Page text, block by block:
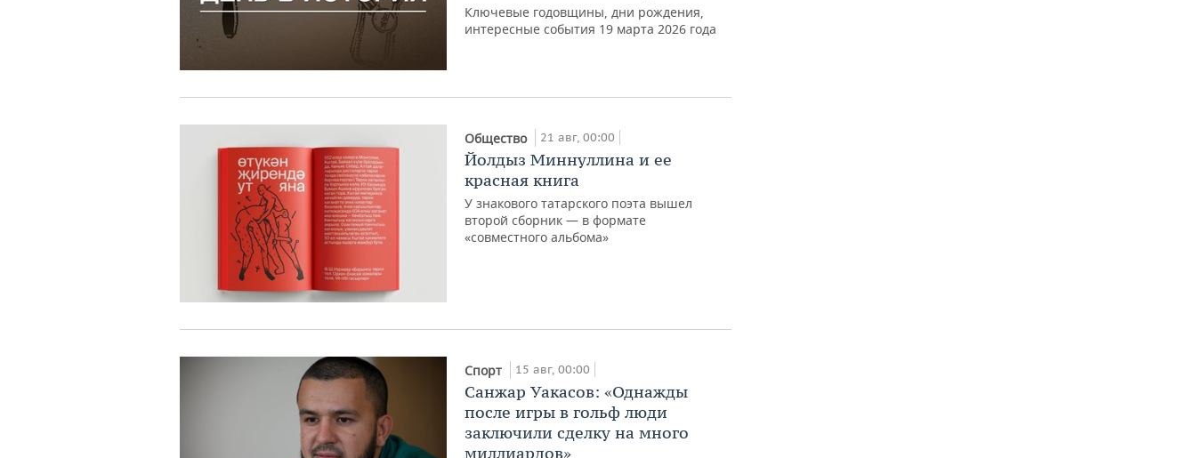
Ключевые годовщины, дни рождения,
интересные события 19 марта 2026 года
Общество 21 авг, 00:00
Йолдыз Миннуллина и ее
красная книга
У знакового татарского поэта вышел
второй сборник — в формате
«совместного альбома»
Спорт 15 авг, 00:00
Санжар Уакасов: «Однажды
после игры в гольф люди
заключили сделку на много
миллиардов»